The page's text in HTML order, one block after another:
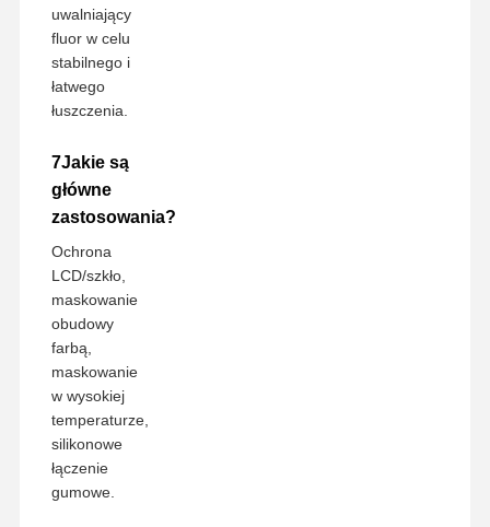
uwalniający
fluor w celu
stabilnego i
łatwego
łuszczenia.
7Jakie są
główne
zastosowania?
Ochrona
LCD/szkło,
maskowanie
obudowy
farbą,
maskowanie
w wysokiej
temperaturze,
silikonowe
łączenie
gumowe.